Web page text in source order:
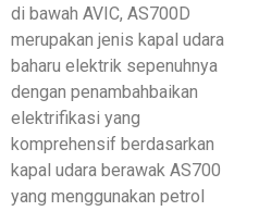
di bawah AVIC, AS700D
merupakan jenis kapal udara
baharu elektrik sepenuhnya
dengan penambahbaikan
elektrifikasi yang
komprehensif berdasarkan
kapal udara berawak AS700
yang menggunakan petrol